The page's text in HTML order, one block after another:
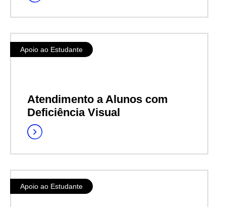
Apoio ao Estudante
Atendimento a Alunos com
Deficiência Visual
Apoio ao Estudante